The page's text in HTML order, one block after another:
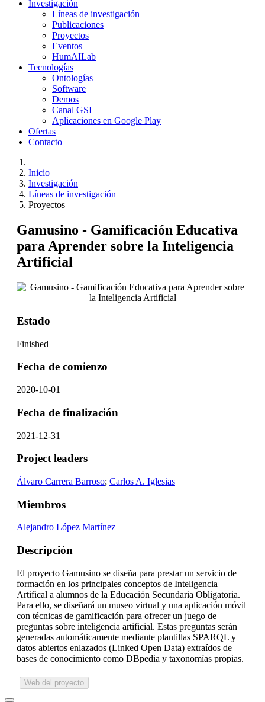
Investigación
Líneas de investigación
Publicaciones
Proyectos
Eventos
HumAILab
Tecnologías
Ontologías
Software
Demos
Canal GSI
Aplicaciones en Google Play
Ofertas
Contacto
Inicio
Investigación
Líneas de investigación
Proyectos
Gamusino - Gamificación Educativa
para Aprender sobre la Inteligencia
Artificial
Estado
Finished
Fecha de comienzo
2020-10-01
Fecha de finalización
2021-12-31
Project leaders
Álvaro Carrera Barroso; Carlos A. Iglesias
Miembros
Alejandro López Martínez
Descripción
El proyecto Gamusino se diseña para prestar un servicio de
formación en los principales conceptos de Inteligencia
Artifical a alumnos de la Educación Secundaria Obligatoria.
Para ello, se diseñará un museo virtual y una aplicación móvil
con técnicas de gamificación para ofrecer un juego de
preguntas sobre inteligencia artificial. Estas preguntas serán
generadas automáticamente mediante plantillas SPARQL y
datos abiertos enlazados (Linked Open Data) extraídos de
bases de conocimiento como DBpedia y taxonomías propias.
Web del proyecto